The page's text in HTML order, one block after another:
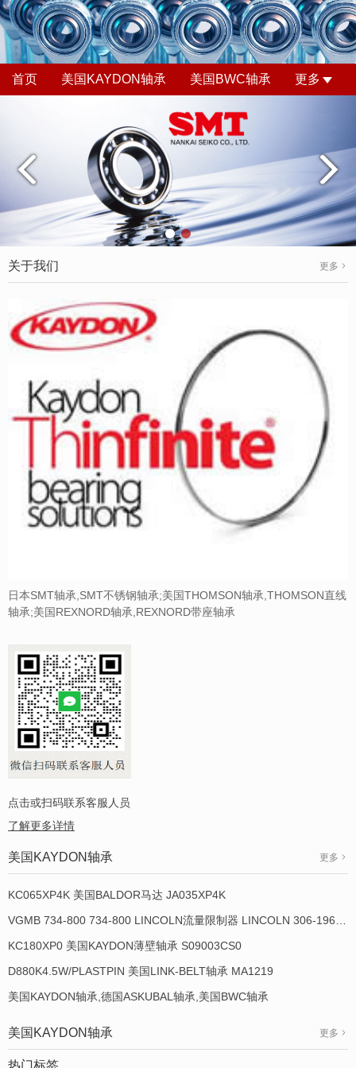
首页 美国KAYDON轴承 美国BWC轴承 更多
关于我们 更多
日本SMT轴承,SMT不锈钢轴承;美国THOMSON轴承,THOMSON直线
轴承;美国REXNORD轴承,REXNORD带座轴承
点击或扫码联系客服人员
了解更多详情
美国KAYDON轴承 更多
KC065XP4K 美国BALDOR马达 JA035XP4K
KC180XP0 美国KAYDON薄壁轴承 S09003CS0
D880K4.5W/PLASTPIN 美国LINK-BELT轴承 MA1219
美国KAYDON轴承,德国ASKUBAL轴承,美国BWC轴承
美国KAYDON轴承 更多
热门标签